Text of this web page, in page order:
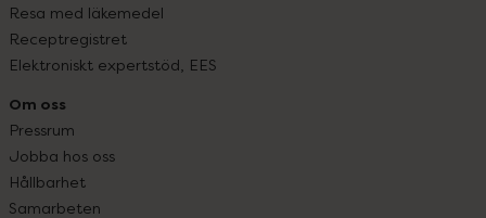
Resa med läkemedel
Receptregistret
Elektroniskt expertstöd, EES
Om oss
Pressrum
Jobba hos oss
Hållbarhet
Samarbeten